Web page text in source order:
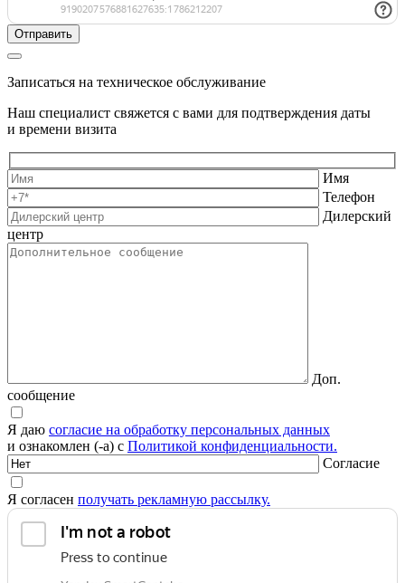
Записаться на техническое обслуживание
Наш специалист свяжется с вами для подтверждения даты
и времени визита
Имя
Телефон
Дилерский
центр
Доп.
сообщение
Я даю согласие на обработку персональных данных
и ознакомлен (-а) с Политикой конфиденциальности.
Согласие
Я согласен получать рекламную рассылку.